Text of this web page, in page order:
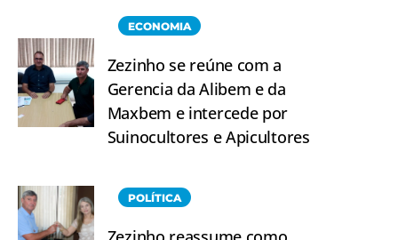
ECONOMIA
Zezinho se reúne com a
Gerencia da Alibem e da
Maxbem e intercede por
Suinocultores e Apicultores
POLÍTICA